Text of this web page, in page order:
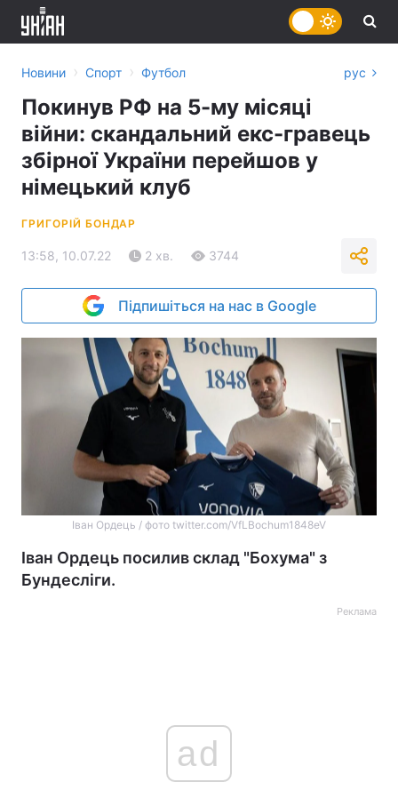
Новини › Спорт › Футбол рус
Покинув РФ на 5-му місяці
війни: скандальний екс-гравець
збірної України перейшов у
німецький клуб
ГРИГОРІЙ БОНДАР
13:58, 10.07.22 2 хв. 3744
Підпишіться на нас в Google
Іван Ордець / фото twitter.com/VfLBochum1848eV
Іван Ордець посилив склад "Бохума" з
Бундесліги.
Реклама
ad